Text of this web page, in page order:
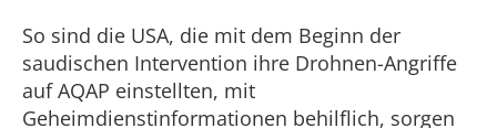
So sind die USA, die mit dem Beginn der
saudischen Intervention ihre Drohnen-Angriffe
auf AQAP einstellten, mit
Geheimdienstinformationen behilflich, sorgen